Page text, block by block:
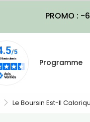
PROMO :
Programme
Le Boursin Est-Il